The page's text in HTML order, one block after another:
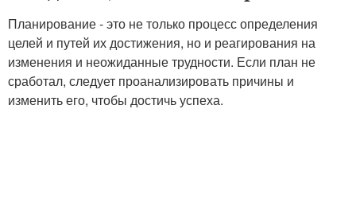
Планирование - это не только процесс определения
целей и путей их достижения, но и реагирования на
изменения и неожиданные трудности. Если план не
сработал, следует проанализировать причины и
изменить его, чтобы достичь успеха.